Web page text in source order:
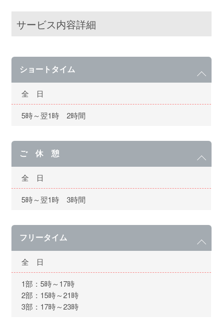
サービス内容詳細
ショートタイム
全 日
5時～翌1時 2時間
ご 休 憩
全 日
5時～翌1時 3時間
フリータイム
全 日
1部：5時～17時
2部：15時～21時
3部：17時～23時